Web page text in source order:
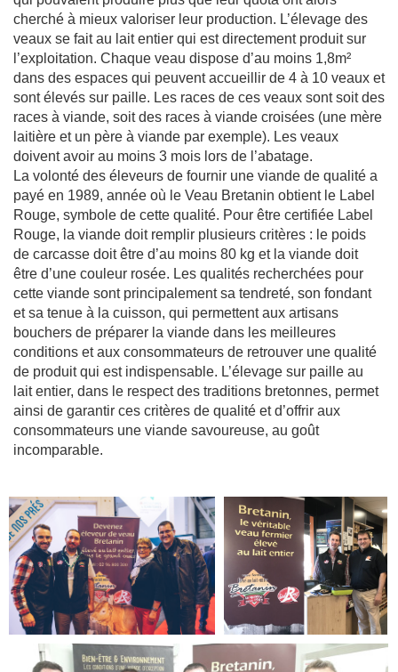
cherché à mieux valoriser leur production. L’élevage des
veaux se fait au lait entier qui est directement produit sur
l’exploitation. Chaque veau dispose d’au moins 1,8m²
dans des espaces qui peuvent accueillir de 4 à 10 veaux et
sont élevés sur paille. Les races de ces veaux sont soit des
races à viande, soit des races à viande croisées (une mère
laitière et un père à viande par exemple). Les veaux
doivent avoir au moins 3 mois lors de l’abatage.
La volonté des éleveurs de fournir une viande de qualité a
payé en 1989, année où le Veau Bretanin obtient le Label
Rouge, symbole de cette qualité. Pour être certifiée Label
Rouge, la viande doit remplir plusieurs critères : le poids
de carcasse doit être d’au moins 80 kg et la viande doit
être d’une couleur rosée. Les qualités recherchées pour
cette viande sont principalement sa tendreté, son fondant
et sa tenue à la cuisson, qui permettent aux artisans
bouchers de préparer la viande dans les meilleures
conditions et aux consommateurs de retrouver une qualité
de produit qui est indispensable. L’élevage sur paille au
lait entier, dans le respect des traditions bretonnes, permet
ainsi de garantir ces critères de qualité et d’offrir aux
consommateurs une viande savoureuse, au goût
incomparable.